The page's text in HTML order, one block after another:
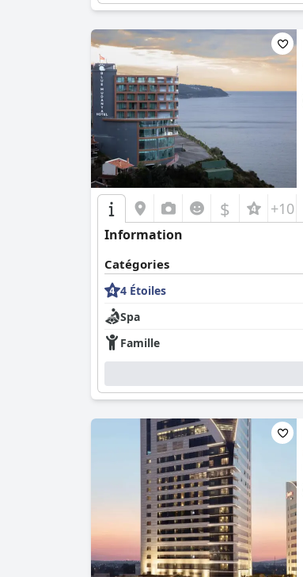
$ +10
Information
Catégories
4 Étoiles
Spa
Famille